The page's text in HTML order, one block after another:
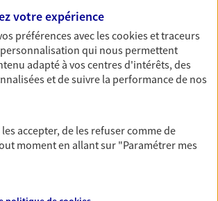
personne n'est à l'abri d'un
Avec Ma Protection
votre qualité de vie et vos
Garantie Accidents de la Vie
Entreprise
entreprise. Un contrat
votre expérience
préférences avec lescookies et traceurs
qui nous permettent
adapté à vos centres d'intérêts, des
et de suivre la performance de nos
accepter, de les refuser comme de
moment en allant sur "Paramétrer mes